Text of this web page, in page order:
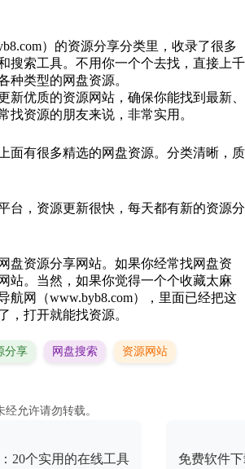
）的资源分享分类里，收录了很多
搜索工具。不用你一个个去找，直接上千
种类型的网盘资源。
新优质的资源网站，确保你能找到最新、
找资源的朋友来说，非常实用。
面有很多精选的网盘资源。分类清晰，质
台，资源更新很快，每天都有新的资源分
盘资源分享网站。如果你经常找网盘资
站。当然，如果你觉得一个个收藏太麻
航网（www.byb8.com），里面已经把这
，打开就能找资源。
分享 网盘搜索 资源网站
允许请勿转载。
20个实用的在线工具 免费软件